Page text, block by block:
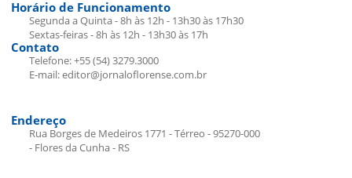
Horário de Funcionamento
Segunda a Quinta - 8h às 12h - 13h30 às 17h30
Sextas-feiras - 8h às 12h - 13h30 às 17h
Contato
Telefone: +55 (54) 3279.3000
E-mail: editor@jornaloflorense.com.br
Endereço
Rua Borges de Medeiros 1771 - Térreo - 95270-000
- Flores da Cunha - RS